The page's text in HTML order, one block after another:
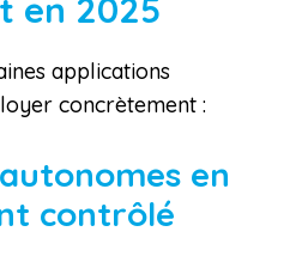
en 2025
applications
concrètement :
en
contrôlé